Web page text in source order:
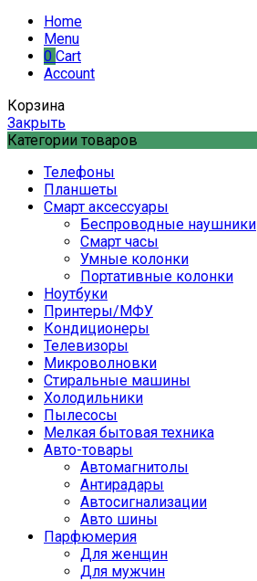
Home
Menu
0 Cart
Account
Корзина
Закрыть
Категории товаров
Телефоны
Планшеты
Смарт аксессуары
Беспроводные наушники
Смарт часы
Умные колонки
Портативные колонки
Ноутбуки
Принтеры/МФУ
Кондиционеры
Телевизоры
Микроволновки
Стиральные машины
Холодильники
Пылесосы
Мелкая бытовая техника
Авто-товары
Автомагнитолы
Антирадары
Автосигнализации
Авто шины
Парфюмерия
Для женщин
Для мужчин